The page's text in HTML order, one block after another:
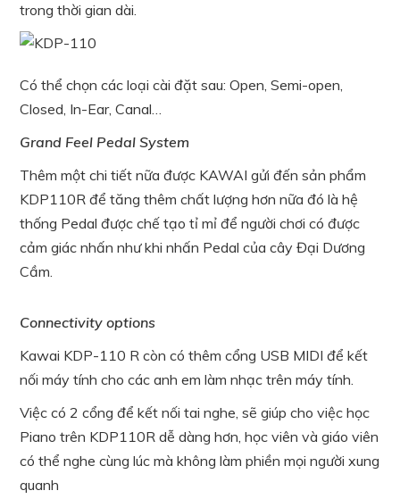
trong thời gian dài.
Có thể chọn các loại cài đặt sau: Open, Semi-open,
Closed, In-Ear, Canal…
Grand Feel Pedal System
Thêm một chi tiết nữa được KAWAI gửi đến sản phẩm
KDP110R để tăng thêm chất lượng hơn nữa đó là hệ
thống Pedal được chế tạo tỉ mỉ để người chơi có được
cảm giác nhấn như khi nhấn Pedal của cây Đại Dương
Cầm.
Connectivity options
Kawai KDP-110 R còn có thêm cổng USB MIDI để kết
nối máy tính cho các anh em làm nhạc trên máy tính.
Việc có 2 cổng để kết nối tai nghe, sẽ giúp cho việc học
Piano trên KDP110R dễ dàng hơn, học viên và giáo viên
có thể nghe cùng lúc mà không làm phiền mọi người xung
quanh